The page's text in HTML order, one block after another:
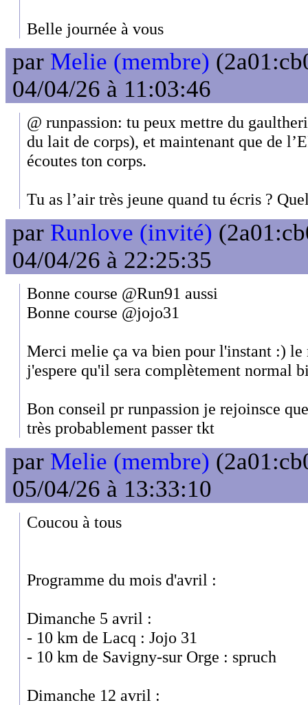
Belle journée à vous
par Melie (membre)
04/04/26 à 11:03:46
@ runpassion: tu peux mettre du
du lait de corps), et maintenant que de
écoutes ton corps.
Tu as l’air très jeune quand tu écris ?
par Runlove (invité)
04/04/26 à 22:25:35
Bonne course @Run91 aussi
Bonne course @jojo31
Merci melie ça va bien pour l'instant :)
j'espere qu'il sera complètement normal
Bon conseil pr runpassion je rejoinsce
très probablement passer tkt
par Melie (membre)
05/04/26 à 13:33:10
Coucou à tous
Programme du mois d'avril :
Dimanche 5 avril :
- 10 km de Lacq : Jojo 31
- 10 km de Savigny-sur Orge : spruch
Dimanche 12 avril :